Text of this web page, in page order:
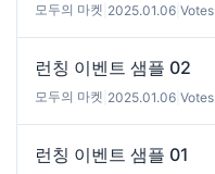
모두의 마켓 2025.01.06
런칭 이벤트 샘플 02
모두의 마켓 2025.01.06
런칭 이벤트 샘플 01